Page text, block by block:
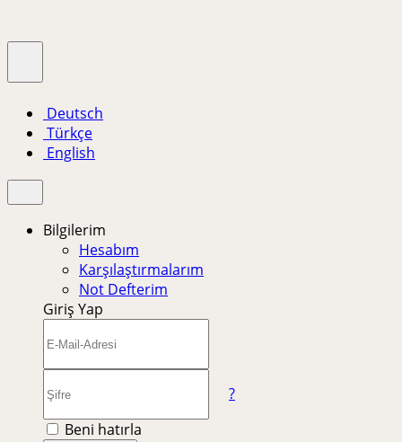
Deutsch
Türkçe
English
Bilgilerim
Hesabım
Karşılaştırmalarım
Not Defterim
Giriş Yap
?
Beni hatırla